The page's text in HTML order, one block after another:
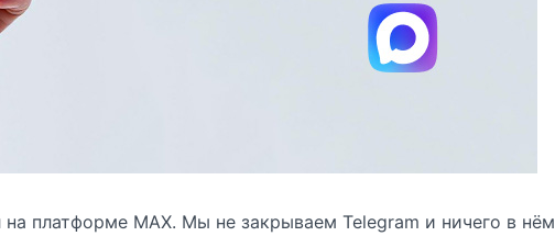
на платформе МАХ. Мы не закрываем Telegram и ничего в нём